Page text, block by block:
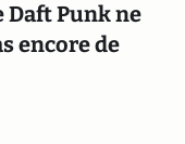
Daft Punk ne
encore de